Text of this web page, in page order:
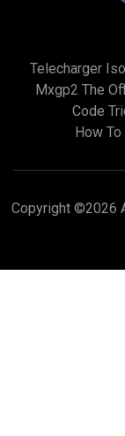
Telecharger
Mxgp2 The
Code
How
Copyright ©2026